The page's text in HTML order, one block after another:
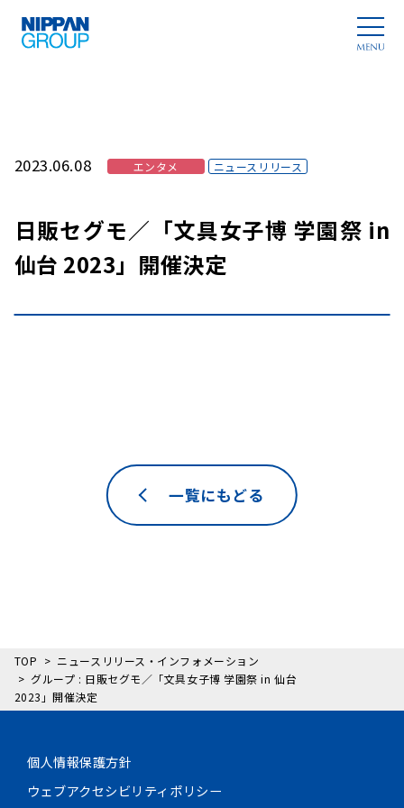
2023.06.08 エンタメ ニュースリリース
日販セグモ／「文具女子博 学園祭 in
仙台 2023」開催決定
一覧にもどる
TOP
ニュースリリース・インフォメーション
グループ : 日販セグモ／「文具女子博 学園祭 in 仙台
2023」開催決定
個人情報保護方針
ウェブアクセシビリティポリシー